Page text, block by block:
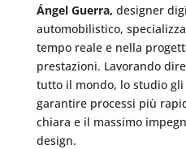
Ángel Guerra, designer
automobilistico,
tempo reale e nella
prestazioni. Lavorando
tutto il mondo, lo studio
garantire processi più
chiara e il massimo
design.